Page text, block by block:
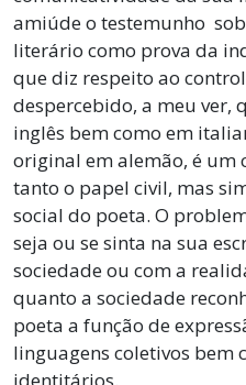
amiúde o testemunho
literário como prova da
que diz respeito ao
despercebido, a meu ver,
inglês bem como em
original em alemão, é um
tanto o papel civil, mas
social do poeta. O
seja ou se sinta na sua
sociedade ou com a
quanto a sociedade
poeta a função de
linguagens coletivos bem